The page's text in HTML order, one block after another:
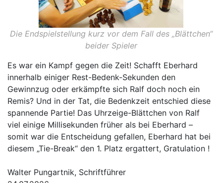
Die Endspielstellung kurz vor dem Fall des „Blättchen“
beider Spieler
Es war ein Kampf gegen die Zeit! Schafft Eberhard
innerhalb einiger Rest-Bedenk-Sekunden den
Gewinnzug oder erkämpfte sich Ralf doch noch ein
Remis? Und in der Tat, die Bedenkzeit entschied diese
spannende Partie! Das Uhrzeige-Blättchen von Ralf
viel einige Millisekunden früher als bei Eberhard –
somit war die Entscheidung gefallen, Eberhard hat bei
diesem „Tie-Break“ den 1. Platz ergattert, Gratulation !
Walter Pungartnik, Schriftführer